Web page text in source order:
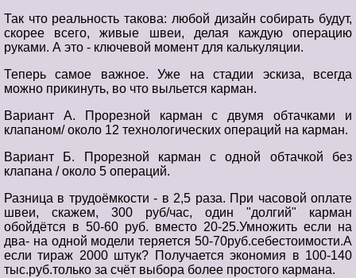
Так что реальность такова: любой дизайн собирать будут,
скорее всего, живые швеи, делая каждую операцию
руками. А это - ключевой момент для калькуляции.
Теперь самое важное. Уже на стадии эскиза, всегда
можно прикинуть, во что выльется карман.
Вариант А. Прорезной карман с двумя обтачками и
клапаном/ около 12 технологических операций на карман.
Вариант Б. Прорезной карман с одной обтачкой без
клапана / около 5 операций.
Разница в трудоёмкости - в 2,5 раза. При часовой оплате
швеи, скажем, 300 руб/час, один "долгий" карман
обойдётся в 50-60 руб. вместо 20-25.Умножить если на
два- на одной модели теряется 50-70руб.себестоимости.А
если тираж 2000 штук? Получается экономия в 100-140
тыс.руб.только за счёт выбора более простого кармана.